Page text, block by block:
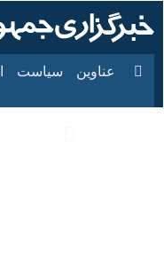
عناوین‌ سیاست